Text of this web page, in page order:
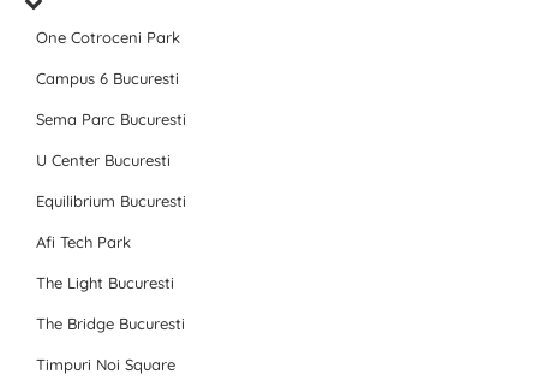
One Cotroceni Park
Campus 6 Bucuresti
Sema Parc Bucuresti
U Center Bucuresti
Equilibrium Bucuresti
Afi Tech Park
The Light Bucuresti
The Bridge Bucuresti
Timpuri Noi Square